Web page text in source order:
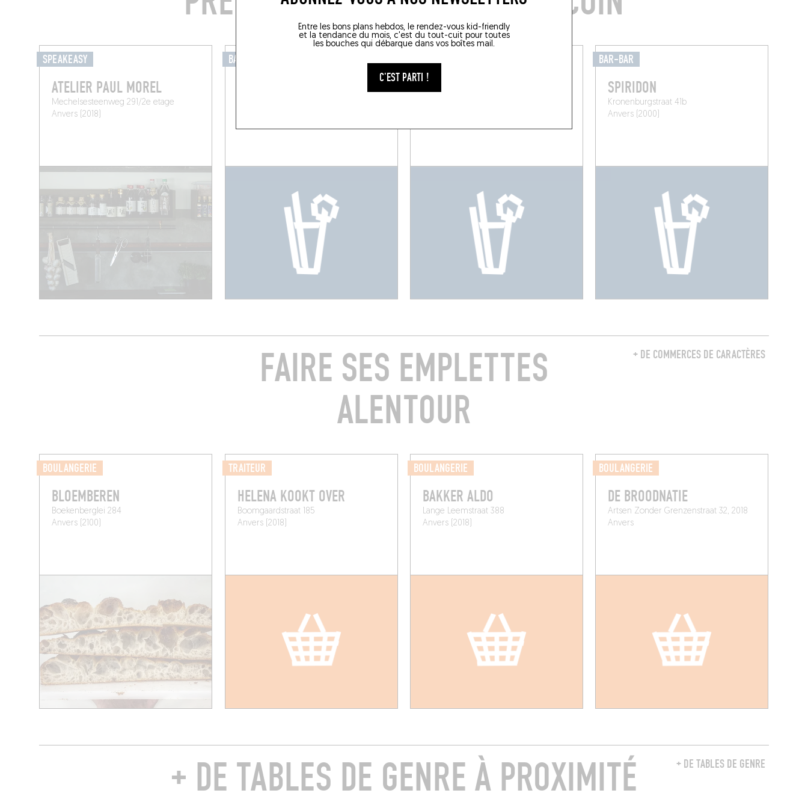
Entre les bons plans hebdos, le rendez-vous kid-friendly
et la tendance du mois, c'est du tout-cuit pour toutes
les bouches qui débarque dans vos boîtes mail.
C'EST PARTI !
SPEAKEASY
ATELIER PAUL MOREL
Mechelsesteenweg 291/2e etage
Anvers (2018)
BAR-BAR
HENRY'S BAR
BAR-BAR
SPIRIDON
Kronenburgstraat 41b
Anvers (2000)
+ DE COMMERCES DE CARACTÈRES
FAIRE SES EMPLETTES
ALENTOUR
BOULANGERIE
BLOEMBEREN
Boekenberglei 284
Anvers (2100)
TRAITEUR
HELENA KOOKT OVER
Boomgaardstraat 185
Anvers (2018)
BOULANGERIE
BAKKER ALDO
Lange Leemstraat 388
Anvers (2018)
BOULANGERIE
DE BROODNATIE
Artsen Zonder Grenzenstraat 32, 2018
Anvers
+ DE TABLES DE GENRE
+ DE TABLES DE GENRE À PROXIMITÉ